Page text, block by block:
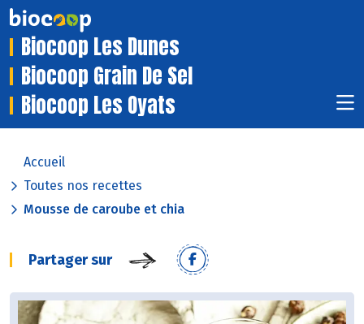
Biocoop Les Dunes
Biocoop Grain De Sel
Biocoop Les Oyats
Accueil
Toutes nos recettes
Mousse de caroube et chia
Partager sur